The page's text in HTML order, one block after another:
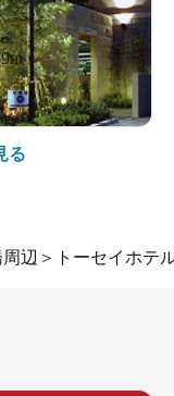
る
辺 ＞ トーセイホテ